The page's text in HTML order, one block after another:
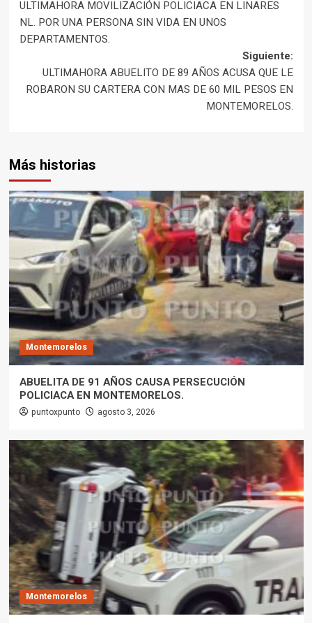
de
entradas
ULTIMAHORA MOVILIZACIÓN POLICIACA EN LINARES
NL. POR UNA PERSONA SIN VIDA EN UNOS
DEPARTAMENTOS.
Siguiente:
ULTIMAHORA ABUELITO DE 89 AÑOS ACUSA QUE LE
ROBARON SU CARTERA CON MAS DE 60 MIL PESOS EN
MONTEMORELOS.
Más historias
Montemorelos
ABUELITA DE 91 AÑOS CAUSA PERSECUCIÓN
POLICIACA EN MONTEMORELOS.
puntoxpunto agosto 3, 2026
Montemorelos